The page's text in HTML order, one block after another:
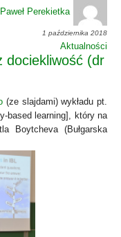
Paweł Perekietka
1 października 2018
Aktualności
dociekliwość (dr
(ze slaj­da­mi) wykła­du pt.
based lear­ning], któ­ry na
Boyt­che­va (Buł­gar­ska